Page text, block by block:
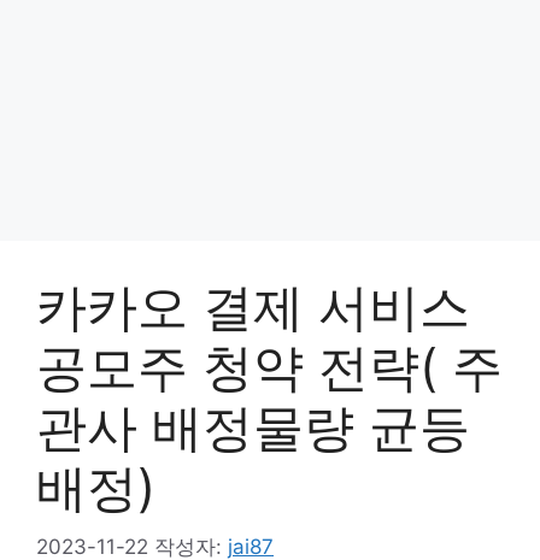
카카오 결제 서비스
공모주 청약 전략( 주
관사 배정물량 균등
배정)
2023-11-22 작성자: jai87